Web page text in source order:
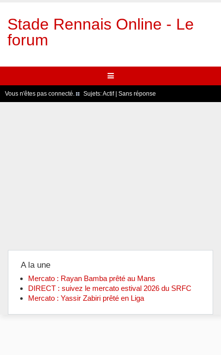
Stade Rennais Online - Le
forum
Vous n'êtes pas connecté. Sujets:Actif| Sans réponse
A la une
Mercato : Rayan Bamba prêté au Mans
DIRECT : suivez le mercato estival 2026 du SRFC
Mercato : Yassir Zabiri prêté en Liga